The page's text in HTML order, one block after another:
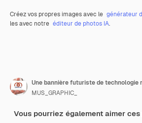
Créez vos propres images avec le générateur
les avec notre éditeur de photos IA.
MUS_GRAPHIC_
Vous pourriez également aimer